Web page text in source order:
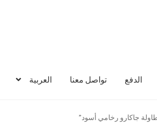
الدفع تواصل معنا العربية
جاكارو رخامي أسود”